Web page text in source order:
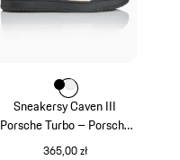
Sneakersy Caven III
Porsche Turbo – Porsche
Legacy x PUMA
365,00 zł
Kolor
KolorKolor